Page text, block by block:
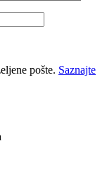
pošte. Saznajte